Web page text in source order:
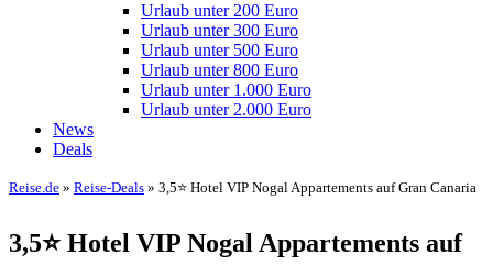
Urlaub unter 200 Euro
Urlaub unter 300 Euro
Urlaub unter 500 Euro
Urlaub unter 800 Euro
Urlaub unter 1.000 Euro
Urlaub unter 2.000 Euro
News
Deals
Reise.de » Reise-Deals » 3,5⭐ Hotel VIP Nogal Appartements auf Gran Canaria
3,5⭐ Hotel VIP Nogal Appartements auf